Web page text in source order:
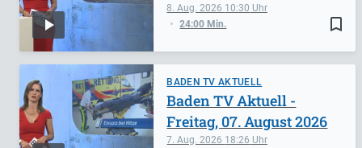
bookmark_border
8. Aug. 2026 10:30
24:00 Min.
BADEN TV AKTUELL
7. Aug. 2026 18:26
Baden TV Aktuell -
Freitag, 07. August 2026